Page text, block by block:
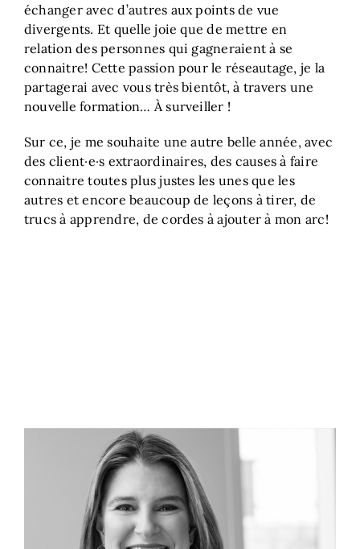
échanger avec d’autres aux points de vue
divergents. Et quelle joie que de mettre en
relation des personnes qui gagneraient à se
connaitre! Cette passion pour le réseautage, je la
partagerai avec vous très bientôt, à travers une
nouvelle formation… À surveiller !
Sur ce, je me souhaite une autre belle année, avec
des client·e·s extraordinaires, des causes à faire
connaitre toutes plus justes les unes que les
autres et encore beaucoup de leçons à tirer, de
trucs à apprendre, de cordes à ajouter à mon arc!